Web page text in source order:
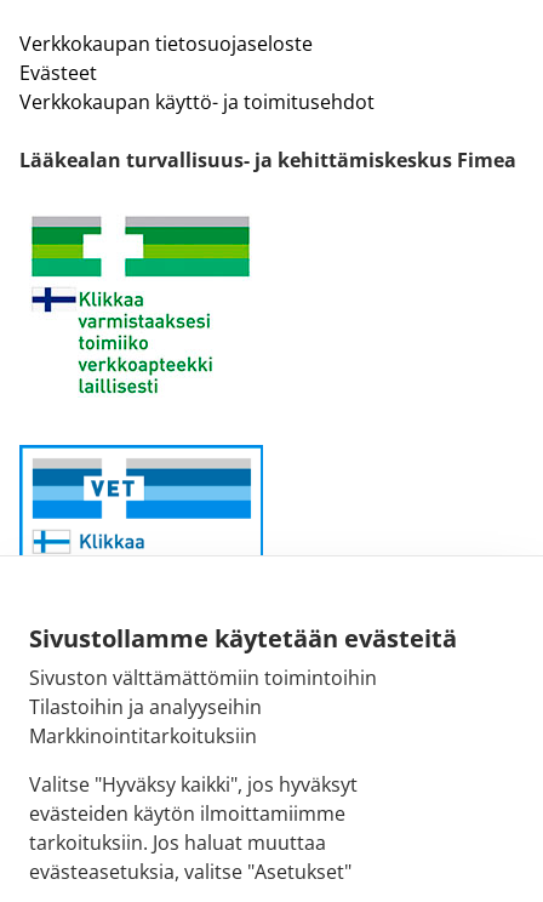
Sivustollamme käytetään evästeitä
Sivuston välttämättömiin toimintoihin
Tilastoihin ja analyyseihin
Markkinointitarkoituksiin
Valitse "Hyväksy kaikki", jos hyväksyt
evästeiden käytön ilmoittamiimme
tarkoituksiin. Jos haluat muuttaa
evästeasetuksia, valitse "Asetukset"
Verkkokaupan tietosuojaseloste
Evästeet
Verkkokaupan käyttö- ja toimitusehdot
Lääkealan turvallisuus- ja kehittämiskeskus Fimea
Sähköpostiosoite:
kirjaamo@fimea.fi
Fimean vaihde:
029 522 3341